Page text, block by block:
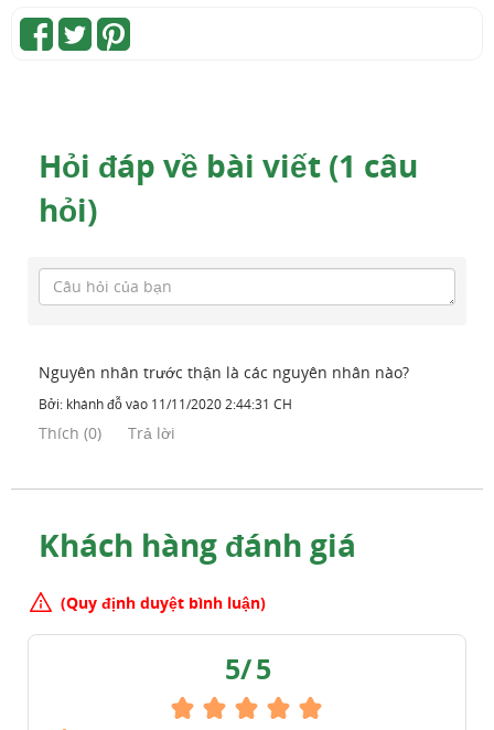
Hỏi đáp về bài viết (1 câu
hỏi)
Nguyên nhân trước thận là các nguyên nhân nào?
Bởi: khánh đỗvào 11/11/2020 2:44:31 CH
Thích (0) Trả lời
Khách hàng đánh giá
(Quy định duyệt bình luận)
5/5